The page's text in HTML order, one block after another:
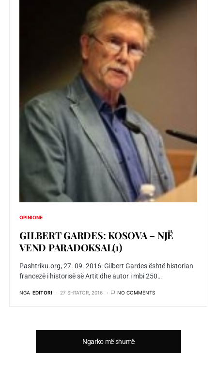
OPINIONE
GILBERT GARDES: KOSOVA – NJË
VEND PARADOKSAL(1)
Pashtriku.org, 27. 09. 2016: Gilbert Gardes është historian
francezë i historisë së Artit dhe autor i mbi 250…
NGA EDITORI 27 SHTATOR, 2016 NO COMMENTS
Ngarko më shumë